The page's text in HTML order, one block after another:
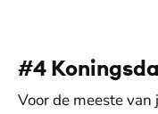
#4
Voor de meeste